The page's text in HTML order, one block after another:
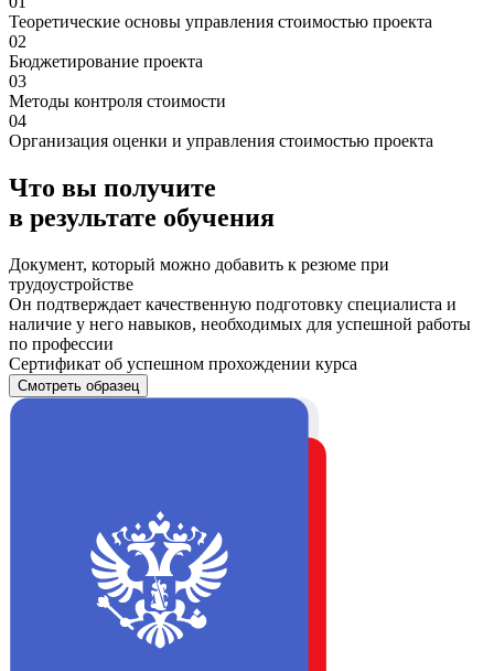
Теоретические основы управления стоимостью проекта
02
Бюджетирование проекта
03
Методы контроля стоимости
04
Организация оценки и управления стоимостью проекта
Что вы получите
в результате обучения
Документ, который можно добавить к резюме при
трудоустройстве
Он подтверждает качественную подготовку специалиста и
наличие у него навыков, необходимых для успешной работы
по профессии
Сертификат об успешном прохождении курса
Смотреть образец